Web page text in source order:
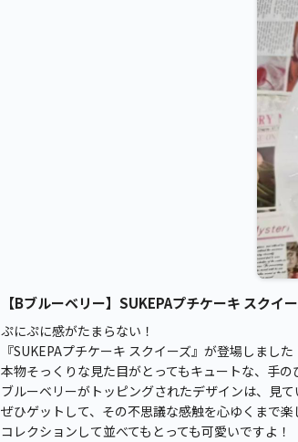
【Bブルーベリー】SUKEPAプチケーキ スクイ
ぷにぷに感がたまらない！
『SUKEPAプチケーキ スクイーズ』が登場しました
本物そっくりな見た目がとってもキュートな、手の
ブルーベリーがトッピングされたデザインは、見
ぜひゲットして、その不思議な感触を心ゆくまで楽
コレクションして並べてもとっても可愛いですよ！